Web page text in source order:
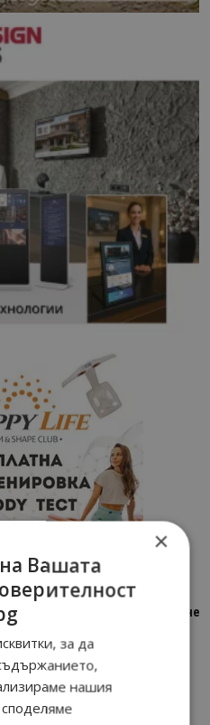
от…”: Петрич – Изживяване
11:22
от…”: Пловдив, градът на
×
Вашата
за да
нашия